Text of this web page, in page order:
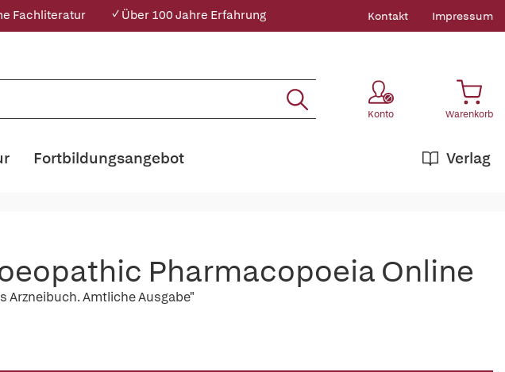
Fachliteratur ✓ Über 100 Jahre Erfahrung Kontakt Impressum
Konto Warenkorb
Verlag
Fortbildungsangebot
Pharmacopoeia Online
Amtliche Ausgabe"